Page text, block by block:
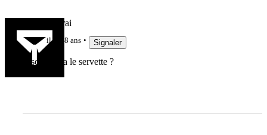
charly le vrai
il y a 8 ans Signaler
Jusqu'où ira le servette ?